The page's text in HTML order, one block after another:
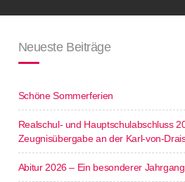
Neueste Beiträge
Schöne Sommerferien
Realschul- und Hauptschulabschluss
Zeugnisübergabe an der Karl-von-
Abitur 2026 – Ein besonderer